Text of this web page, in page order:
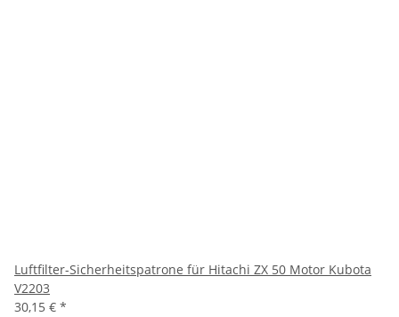
Luftfilter-Sicherheitspatrone für Hitachi ZX 50 Motor Kubota
V2203
30,15 € *